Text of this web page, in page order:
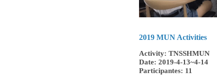
2019 MUN Activities
Activity: TNSSHMUN
Date: 2019-4-13~4-14
Participantes: 11